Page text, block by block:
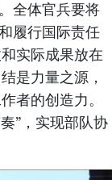
全体官兵要将
履行国际责任
实际成果放在
是力量之源，
者的创造力。
”，实现部队协